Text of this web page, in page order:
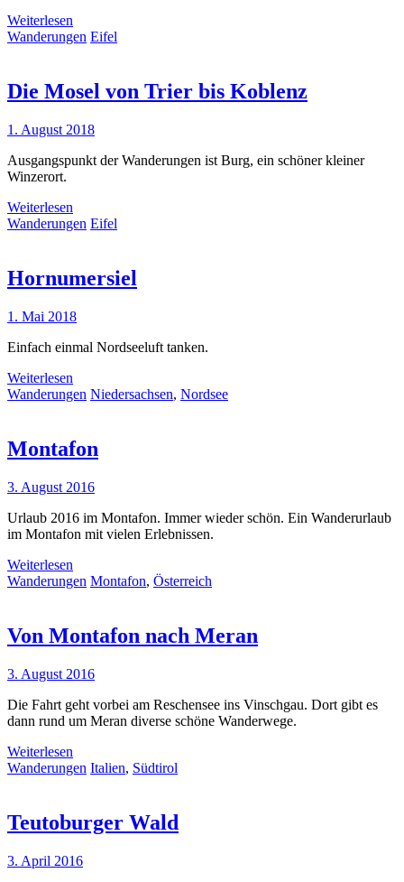
Weiterlesen
Wanderungen Eifel
Die Mosel von Trier bis Koblenz
1. August 2018
Ausgangspunkt der Wanderungen ist Burg, ein schöner kleiner
Winzerort.
Weiterlesen
Wanderungen Eifel
Hornumersiel
1. Mai 2018
Einfach einmal Nordseeluft tanken.
Weiterlesen
Wanderungen Niedersachsen, Nordsee
Montafon
3. August 2016
Urlaub 2016 im Montafon. Immer wieder schön. Ein Wanderurlaub
im Montafon mit vielen Erlebnissen.
Weiterlesen
Wanderungen Montafon, Österreich
Von Montafon nach Meran
3. August 2016
Die Fahrt geht vorbei am Reschensee ins Vinschgau. Dort gibt es
dann rund um Meran diverse schöne Wanderwege.
Weiterlesen
Wanderungen Italien, Südtirol
Teutoburger Wald
3. April 2016